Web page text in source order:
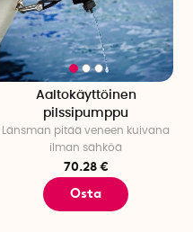
Aaltokäyttöinen
pilssipumppu
Länsman pitää veneen kuivana
ilman sähköä
70.28 €
Osta